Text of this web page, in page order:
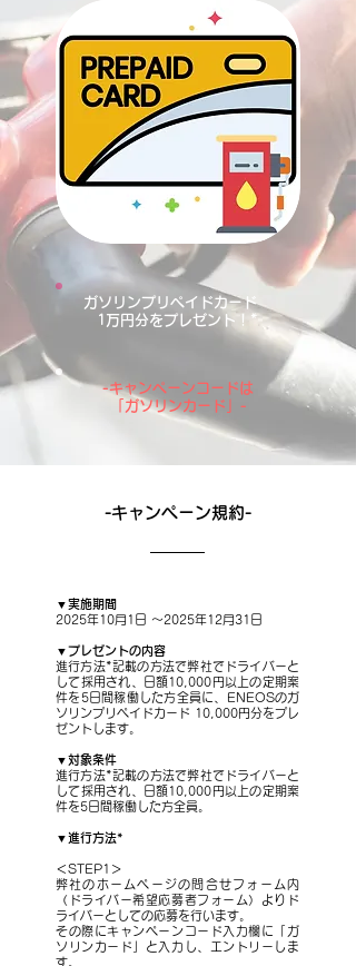
ガソリンプリペイドカード
1万円分をプレゼント！*
-キャンペーンコードは
「ガソリンカード」-
-キャンペーン規約-
▼実施期間
2025年10月1日 ～2025年12月31日
▼プレゼントの内容
進行方法*記載の方法で弊社でドライバーと
して採用され、日額10,000円以上の定期案
件を5日間稼働した方全員に、ENEOSのガ
ソリンプリペイドカード 10,000円分をプレ
ゼントします。
▼対象条件
進行方法*記載の方法で弊社でドライバーと
して採用され、日額10,000円以上の定期案
件を5日間稼働した方全員。
▼進行方法*
＜STEP1＞
弊社のホームページの問合せフォーム内
（ドライバー希望応募者フォーム）よりド
ライバーとしての応募を行います。
その際にキャンペーンコード入力欄に「ガ
ソリンカード」と入力し、エントリーしま
す。